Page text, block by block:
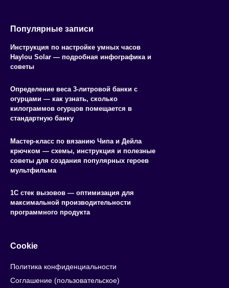
Популярные записи
Инструкция по настройке умных часов
Haylou Solar — подробная инфографика и
советы
Определение веса 3-литровой банки с
огурцами — как узнать, сколько
килограммов огурцов помещается в
стандартную банку
Мастер-класс по вязанию Чипа и Дейла
крючком — схемы, инструкция и полезные
советы для создания популярных героев
мультфильма
1С стек вызовов — оптимизация для
максимальной производительности
программного продукта
Cookie
Политика конфиденциальности
Соглашение (пользовательское)